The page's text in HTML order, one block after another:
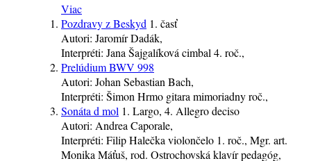
Viac
Pozdravy z Beskyd 1. časť
Autori: Jaromír Dadák,
Interpréti: Jana Šajgalíková cimbal 4. roč.,
Prelúdium BWV 998
Autori: Johan Sebastian Bach,
Interpréti: Šimon Hrmo gitara mimoriadny roč.,
Sonáta d mol 1. Largo, 4. Allegro deciso
Autori: Andrea Caporale,
Interpréti: Filip Halečka violončelo 1. roč., Mgr. art.
Monika Máťuš, rod. Ostrochovská klavírpedagóg,